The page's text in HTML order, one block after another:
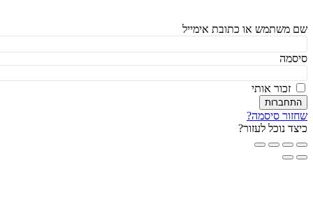
או כתובת אימייל
זכור אותי
סיסמה?
נוכל לעזור?